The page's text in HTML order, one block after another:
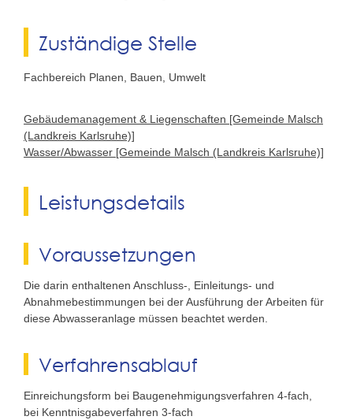
Zuständige Stelle
Fachbereich Planen, Bauen, Umwelt
Gebäudemanagement & Liegenschaften [Gemeinde Malsch
(Landkreis Karlsruhe)]
Wasser/Abwasser [Gemeinde Malsch (Landkreis Karlsruhe)]
Leistungsdetails
Voraussetzungen
Die darin enthaltenen Anschluss-, Einleitungs- und
Abnahmebestimmungen bei der Ausführung der Arbeiten für
diese Abwasseranlage müssen beachtet werden.
Verfahrensablauf
Einreichungsform bei Baugenehmigungsverfahren 4-fach,
bei Kenntnisgabeverfahren 3-fach